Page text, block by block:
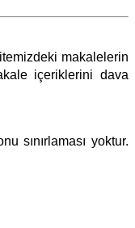
makalelerin
içeriklerini dava
sınırlaması yoktur.